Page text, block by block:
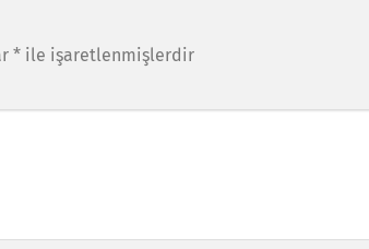
* ile işaretlenmişlerdir